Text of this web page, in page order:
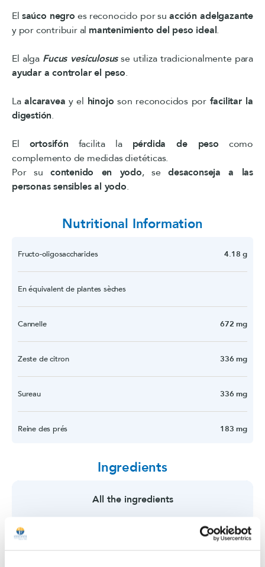
El saúco negro es reconocido por suacción adelgazante
y por contribuir al mantenimiento del peso ideal.
El alga Fucus vesiculosusse utiliza tradicionalmente para
ayudar a controlar el peso.
Laalcaravea y el hinojo son reconocidos por facilitar la
digestión.
El ortosifón facilita la pérdida de peso como
complemento de medidas dietéticas.
Por su contenido en yodo, sedesaconseja a las
personas sensibles al yodo.
Nutritional Information
Fructo-oligosaccharides 4.18 g
En équivalent de plantes sèches
Cannelle 672 mg
Zeste de citron 336 mg
Sureau 336 mg
Reine des prés 183 mg
Carvi noir 168 mg
Ingredients
All the ingredients